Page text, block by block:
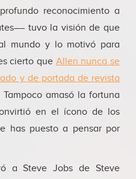
reconocimiento a
tuvo la visión de que
mundo y lo motivó para
cierto que Allen nunca se
y de portada de revista
amasó la fortuna
en el ícono de los
has puesto a pensar por
a Steve Jobs de Steve